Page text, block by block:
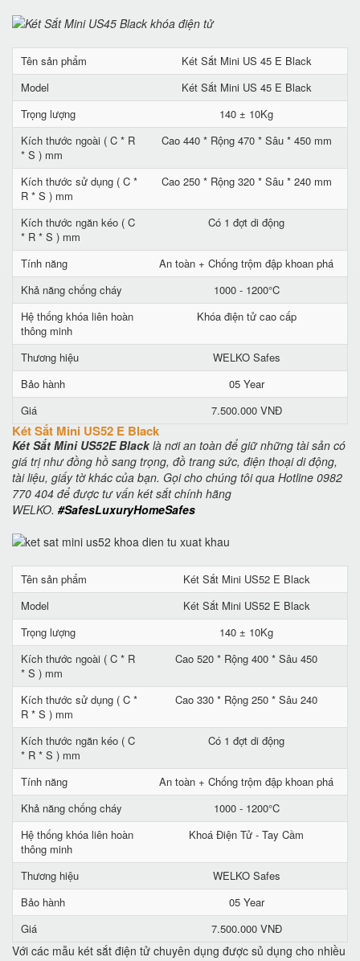
Tên sản phẩm
Két Sắt Mini US 45 E Black
Model
Két Sắt Mini US 45 E Black
Trọng lượng
140 ± 10Kg
Kích thước ngoài ( C * R
* S ) mm
Cao 440 * Rộng 470 * Sâu * 450 mm
Kích thước sử dụng ( C *
R * S ) mm
Cao 250 * Rộng 320 * Sâu * 240 mm
Kích thước ngăn kéo ( C
* R * S ) mm
Có 1 đợt di động
Tính năng
An toàn + Chống trộm đập khoan phá
Khả năng chống cháy
1000 - 1200°C
Hệ thống khóa liên hoàn
thông minh
Khóa điện tử cao cấp
Thương hiệu
WELKO Safes
Bảo hành
05 Year
Giá
7.500.000 VNĐ
Két Sắt Mini US52 E Black
Két Sắt Mini US52E Blacklà nơi an toàn để giữ những tài sản có
giá trị như đồng hồ sang trọng, đồ trang sức, điện thoại di động,
tài liệu, giấy tờ khác của bạn. Gọi cho chúng tôi qua Hotline 0982
770 404 để được tư vấn két sắt chính hãng
WELKO. #SafesLuxuryHomeSafes
Tên sản phẩm
Két Sắt Mini US52 E Black
Model
Két Sắt Mini US52 E Black
Trọng lượng
140 ± 10Kg
Kích thước ngoài ( C * R
* S ) mm
Cao 520 * Rộng 400 * Sâu 450
Kích thước sử dụng ( C *
R * S ) mm
Cao 330 * Rộng 250 * Sâu 240
Kích thước ngăn kéo ( C
* R * S ) mm
Có 1 đợt di động
Tính năng
An toàn + Chống trộm đập khoan phá
Khả năng chống cháy
1000 - 1200°C
Hệ thống khóa liên hoàn
thông minh
Khoá Điện Tử - Tay Cầm
Thương hiệu
WELKO Safes
Bảo hành
05 Year
Giá
7.500.000 VNĐ
Với các mẫu két sắt điện tử chuyên dụng được sủ dụng cho nhiều